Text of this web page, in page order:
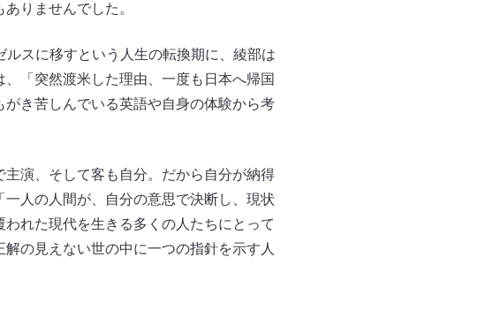
りませんでした。
スに移すという人生の転換期に、綾部は
「突然渡米した理由、一度も日本へ帰国
き苦しんでいる英語や自身の体験から考
演、そして客も自分。だから自分が納得
人の人間が、自分の意思で決断し、現状
れた現代を生きる多くの人たちにとって
の見えない世の中に一つの指針を示す人